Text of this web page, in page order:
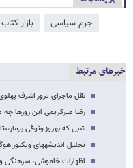
جرم سیاسی بازار کتاب
خبرهای مرتبط
نقل ماجرای ترور اشرف
رضا میرکریمی این روزها چه
شبی که بهروز وثوقی
تحلیل اندیشه​​های ویکتور
اظهارات خاموشی، سرهنگی و